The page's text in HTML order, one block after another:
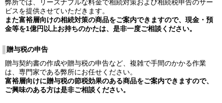
弊所では、リーズナブルな料金で相続対策および相続税申告のサー
ビスを提供させていただきます。
また富裕層向けの相続対策の商品をご案内できますので、現金・預
金等を1億円以上お持ちのかたは、是非一度ご相談ください。
贈与税の申告
贈与契約書の作成や贈与税の申告など、複雑で手間のかかる作業
は、専門家である弊所にお任せください。
富裕層向けに贈与税の節税効果のある商品をご案内できますので、
ご興味のある方は是非ご相談ください。